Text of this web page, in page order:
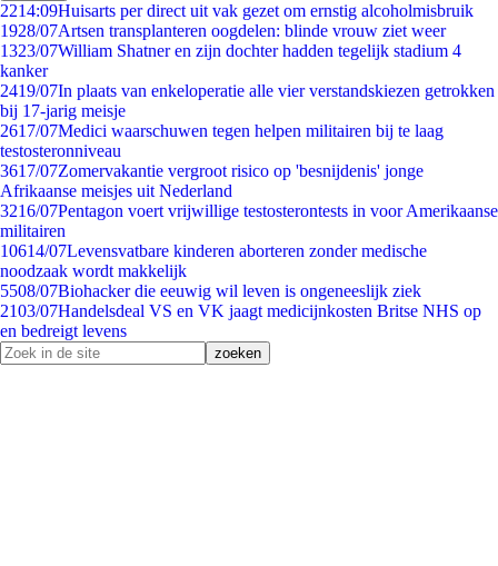
2214:09Huisarts per direct uit vak gezet om ernstig alcoholmisbruik
1928/07Artsen transplanteren oogdelen: blinde vrouw ziet weer
1323/07William Shatner en zijn dochter hadden tegelijk stadium 4
kanker
2419/07In plaats van enkeloperatie alle vier verstandskiezen getrokken
bij 17-jarig meisje
2617/07Medici waarschuwen tegen helpen militairen bij te laag
testosteronniveau
3617/07Zomervakantie vergroot risico op 'besnijdenis' jonge
Afrikaanse meisjes uit Nederland
3216/07Pentagon voert vrijwillige testosterontests in voor Amerikaanse
militairen
10614/07Levensvatbare kinderen aborteren zonder medische
noodzaak wordt makkelijk
5508/07Biohacker die eeuwig wil leven is ongeneeslijk ziek
2103/07Handelsdeal VS en VK jaagt medicijnkosten Britse NHS op
en bedreigt levens